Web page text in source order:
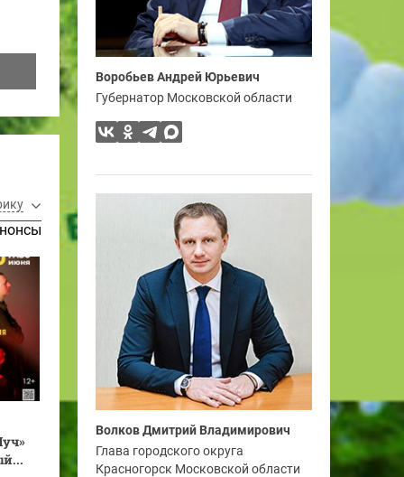
Воробьев Андрей Юрьевич
Губернатор Московской области
Волков Дмитрий Владимирович
Глава городского округа
Красногорск Московской области